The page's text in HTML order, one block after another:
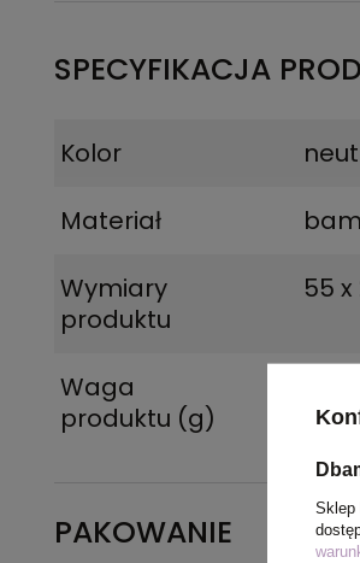
SPECYFIKACJA
Kolor
Materiał
Wymiary
produktu
55
Waga
produktu (g)
PAKOWANIE
Sklep